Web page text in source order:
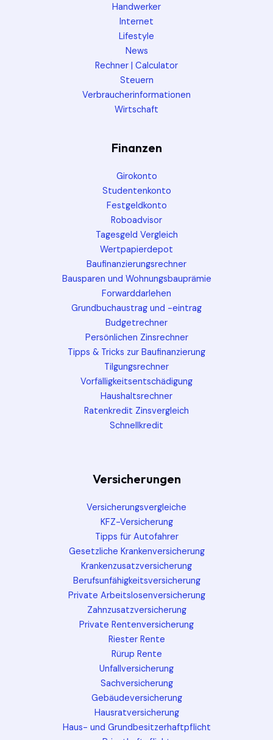
Handwerker
Internet
Lifestyle
News
Rechner | Calculator
Steuern
Verbraucherinformationen
Wirtschaft
Finanzen
Girokonto
Studentenkonto
Festgeldkonto
Roboadvisor
Tagesgeld Vergleich
Wertpapierdepot
Baufinanzierungsrechner
Bausparen und Wohnungsbauprämie
Forwarddarlehen
Grundbuchaustrag und -eintrag
Budgetrechner
Persönlichen Zinsrechner
Tipps & Tricks zur Baufinanzierung
Tilgungsrechner
Vorfälligkeitsentschädigung
Haushaltsrechner
Ratenkredit Zinsvergleich
Schnellkredit
Versicherungen
Versicherungsvergleiche
KFZ-Versicherung
Tipps für Autofahrer
Gesetzliche Krankenversicherung
Krankenzusatzversicherung
Berufsunfähigkeitsversicherung
Private Arbeitslosenversicherung
Zahnzusatzversicherung
Private Rentenversicherung
Riester Rente
Rürup Rente
Unfallversicherung
Sachversicherung
Gebäudeversicherung
Hausratversicherung
Haus- und Grundbesitzerhaftpflicht